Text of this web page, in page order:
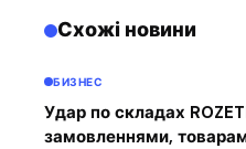
Схожі новини
БИЗНЕС
Удар по складах
замовленнями,